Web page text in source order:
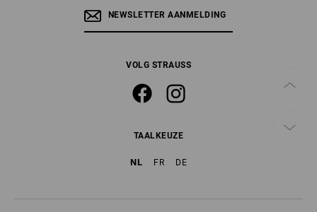
NEWSLETTER AANMELDING
VOLG STRAUSS
TAALKEUZE
NL FR DE